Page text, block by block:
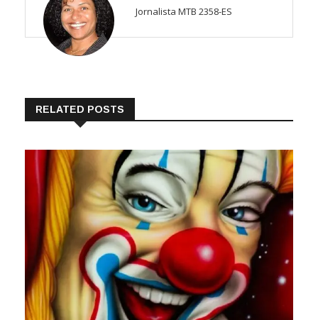
Jornalista MTB 2358-ES
RELATED POSTS